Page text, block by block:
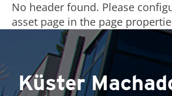
No header found. Please
asset page in the page
Küster